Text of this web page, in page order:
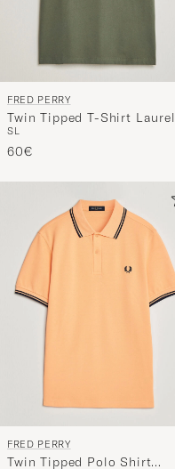
FRED PERRY
Twin Tipped T-Shirt Laurel
Wreath Green
SL
60€
FRED PERRY
Twin Tipped Polo Shirt